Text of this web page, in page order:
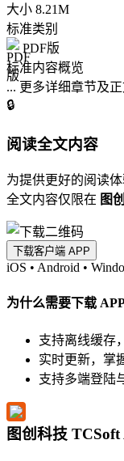
大小 8.21M
标准类别
PDF版
标准内容概览
... 更多详细章节及
🔒
阅读全文内容
为提供更好的阅读
全文内容仅限在 图
下载客户端 APP
iOS • Android •
为什么需要下载
支持离线缓存
实时更新，掌
支持多端登陆
图创科技